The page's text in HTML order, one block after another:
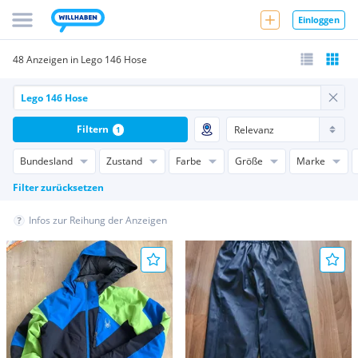
Einloggen
48 Anzeigen in Lego 146 Hose
Bundesland Zustand Farbe Größe
Marke
Filter zurücksetzen
Filtern 1
Infos zur Reihung der Anzeigen